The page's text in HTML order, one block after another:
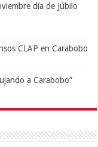
día de Júbilo
CLAP en Carabobo
a Carabobo”